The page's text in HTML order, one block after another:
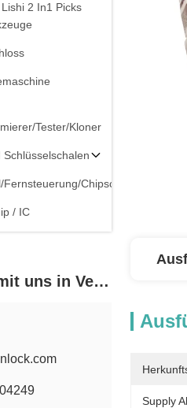
2 In1 Picks
Tester/Kloner
Chipschlüssel
/ IC
in Verbindung
Supply